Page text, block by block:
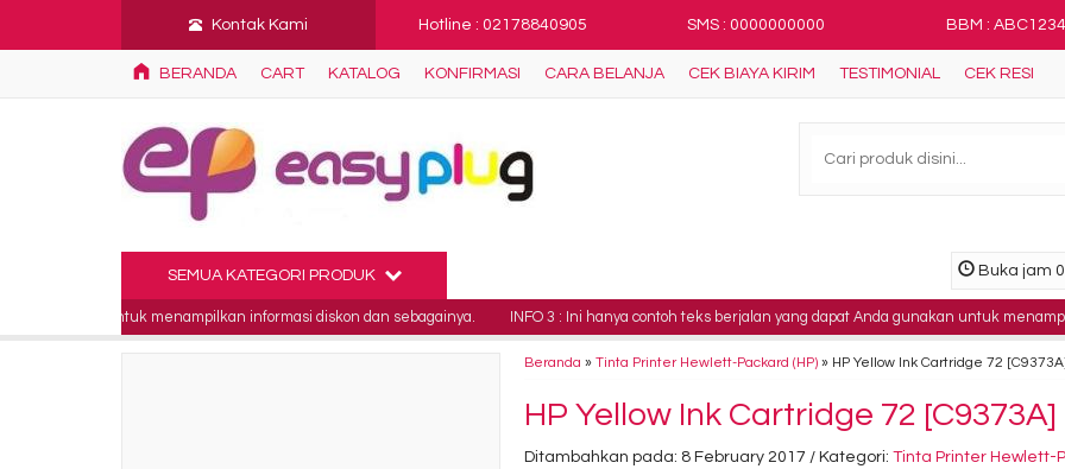
Kontak Kami Hotline : 02178840905 SMS : 0000000000 BBM :
BERANDA CART KATALOG KONFIRMASI CARA BELANJA CEK BIAYA KIRIM TESTIMONIAL CEK RESI
Buka jam
SEMUA KATEGORI PRODUK
untuk menampilkan informasi diskon dan sebagainya. INFO 3 : Ini hanya contoh teks berjalan yang dapat Anda gunakan untuk menampilkan
Beranda »Tinta Printer Hewlett-Packard (HP) » HP Yellow Ink Cartridge 72
HP Yellow Ink Cartridge 72 [C9373A]
Ditambahkan pada: 8 February 2017 / Kategori:Tinta Printer Hewlett-